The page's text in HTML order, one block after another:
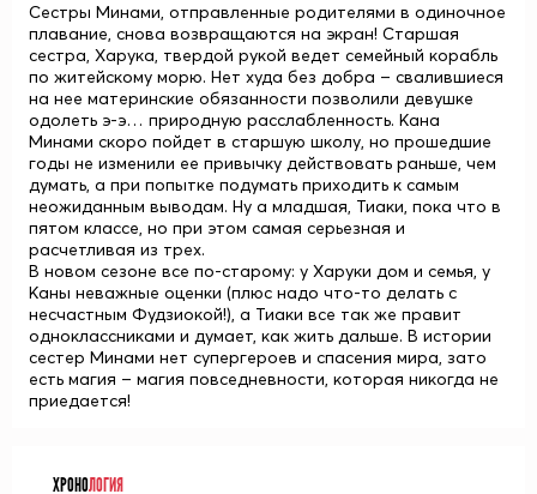
Сестры Минами, отправленные родителями в одиночное
плавание, снова возвращаются на экран! Старшая
сестра, Харука, твердой рукой ведет семейный корабль
по житейскому морю. Нет худа без добра – свалившиеся
на нее материнские обязанности позволили девушке
одолеть э-э… природную расслабленность. Кана
Минами скоро пойдет в старшую школу, но прошедшие
годы не изменили ее привычку действовать раньше, чем
думать, а при попытке подумать приходить к самым
неожиданным выводам. Ну а младшая, Тиаки, пока что в
пятом классе, но при этом самая серьезная и
расчетливая из трех.
В новом сезоне все по-старому: у Харуки дом и семья, у
Каны неважные оценки (плюс надо что-то делать с
несчастным Фудзиокой!), а Тиаки все так же правит
одноклассниками и думает, как жить дальше. В истории
сестер Минами нет супергероев и спасения мира, зато
есть магия – магия повседневности, которая никогда не
приедается!
ХРОНОЛОГИЯ